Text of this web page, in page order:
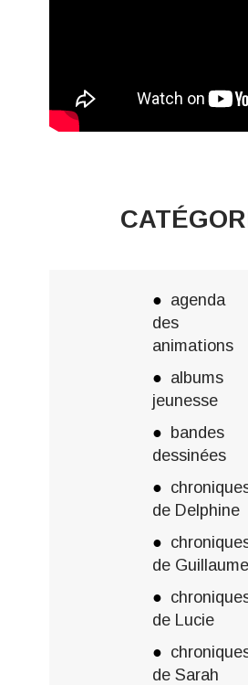
agenda
des
animations
albums
jeunesse
bandes
dessinées
de Delphine
de Guillaume
de Lucie
de Sarah